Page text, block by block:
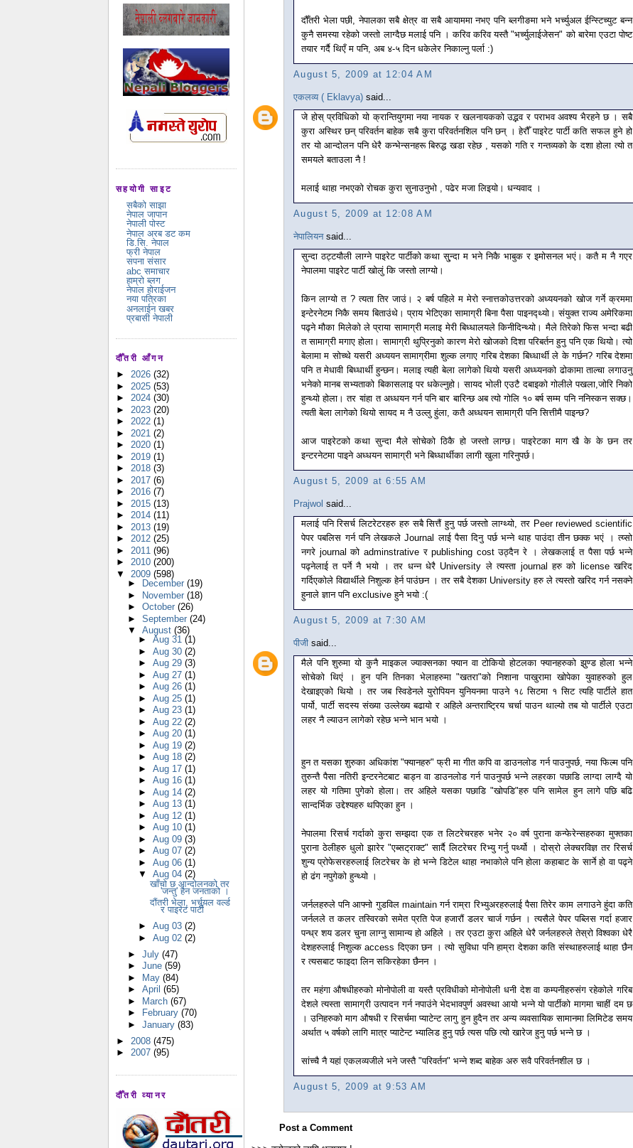
सहयोगी साइट
सबैको साझा
नेपाल जापान
नेपाली पोस्ट
नेपाल अरब डट कम
डि.सि. नेपाल
फ्री नेपाल
सपना संसार
abc समाचार
हाम्रो ब्लग
नेपाल होराईजन
नया पत्रिका
अनलाईन खबर
प्रबासी नेपाली
दौँतरी आँगन
► 2026 (32)
► 2025 (53)
► 2024 (30)
► 2023 (20)
► 2022 (1)
► 2021 (2)
► 2020 (1)
► 2019 (1)
► 2018 (3)
► 2017 (6)
► 2016 (7)
► 2015 (13)
► 2014 (11)
► 2013 (19)
► 2012 (25)
► 2011 (96)
► 2010 (200)
▼ 2009 (598)
►
December (19)
► November (18)
► October (26)
► September (24)
▼ August (36)
►Aug 31(1)
►Aug 30(2)
►Aug 29(3)
►Aug 27(1)
►Aug 26(1)
►Aug 25(1)
►Aug 23(1)
►Aug 22(2)
►Aug 20(1)
►Aug 19(2)
►Aug 18(2)
►Aug 17(1)
►Aug 16(1)
►Aug 14(2)
►Aug 13(1)
►Aug 12(1)
►Aug 10(1)
►Aug 09(3)
►Aug 07(2)
►Aug 06(1)
▼Aug 04(2)
खाँचो छ आन्दोलनको तर
'जन्तु' हैन जनताको ।
दौंतरी भेला, भर्चुयल वर्ल्ड
र पाइरेट पार्टी
►Aug 03(2)
►Aug 02(2)
► July (47)
► June (59)
► May (84)
► April (65)
► March (67)
►
February (70)
► January (83)
► 2008 (475)
► 2007 (95)
दौँतरी व्यानर
दौँतरी भेला पछी, नेपालका सबै क्षेत्र वा सबै आयाममा नभए पनि ब्लगीङमा भने भर्च्युअल ईन्स्टिच्युट बन्न
कुनै समस्या रहेको जस्तो लाग्दैछ मलाई पनि । करिव करिव यस्तै "भर्च्युलाईजेसन" को बारेमा एउटा पोष्ट
तयार गर्दै थिएँ म पनि, अब ४-५ दिन धकेलेर निकाल्नु पर्ला :)
August 5, 2009 at 12:04 AM
एकलव्य ( Eklavya) said...
जे होस् प्रविधिको यो क्रान्तियुगमा नया नायक र खलनायकको उद्भव र पराभव अवश्य भैरहने छ । सबै
कुरा अस्थिर छन् परिवर्तन बाहेक सबै कुरा परिवर्तनशिल पनि छन् । हेरौँ पाइरेट पार्टी कति सफल हुने हो
तर यो आन्दोलन पनि धेरै कन्भेन्सनहरू बिरुद्ध खडा रहेछ , यसको गति र गन्तव्यको के दशा होला त्यो त
समयले बताउला नै !
मलाई थाहा नभएको रोचक कुरा सुनाउनुभो , पढेर मजा लिइयो। धन्यवाद ।
August 5, 2009 at 12:08 AM
नेपालियनsaid...
सुन्दा ठट्टयौली लाग्ने पाइरेट पार्टीको कथा सु्न्दा म भने निकै भाबुक र इमोसनल भएं। कतै म नै गएर
नेपालमा पाइरेट पार्टी खोलुं कि जस्तो लाग्यो।
किन लाग्यो त ? त्यता तिर जाउं। २ बर्ष पहिले म मेरो स्नात्तकोउत्तरको अध्ययनको खोज गर्ने क्रममा
इन्टेरनेटम निकै समय बिताउंथे। प्राय भेटिएका सामाग्री बिना पैसा पाइनद्थ्यो। संयुक्त राज्य अमेरिकमा
पढ्ने मौका मिलेको ले प्राया सामाग्री मलाइ मेरी बिध्धालयले किनीदिन्थ्यो। मैले तिरेको फिस भन्दा बढी
त सामाग्री मगाए होला। सामाग्री थुप्रिनुको कारण मेरो खोजको दिशा परिबर्तन हुनु पनि एक थियो। त्यो
बेलामा म सोच्थे यसरी अध्ययन सामाग्रीमा शुल्क लगाए गरिब देशका बिध्धार्थी ले के गर्छन? गरिब देशमा
पनि त मेधावी बिध्धार्थी हुन्छन। मलाइ त्यही बेला लागेको थियो यसरी अध्ध्यनको ढोकामा ताल्चा लगाउनु
भनेको मानब सभ्यताको बिकासलाइ पर धकेल्नुहो। सायद भोली एउटै दबाइको गोलीले पखला,जोरि निको
हुन्थ्यो होला। तर यांहा त अध्धयन गर्न पनि बार बारिन्छ अब त्यो गोलि १० बर्ष सम्म पनि ननिस्कन सक्छ।
त्यती बेला लागेको थियो सायद म नै उल्लु हुंला, कतै अध्धयन सामाग्री पनि सित्तीमै पाइन्छ?
आज पाइरेटको कथा सुन्दा मैले सोचेको ठिकै हो जस्तो लाग्छ। पाइरेटका माग खै के के छन तर
इन्टरनेटमा पाइने अध्धयन सामाग्री भने बिध्धार्थीका लागी खुला गरिनुपर्छ।
August 5, 2009 at 6:55 AM
Prajwol said...
मलाई पनि रिसर्च लिटरेटरहरु हरु सबै सित्तैं हुनु पर्छ जस्तो लाग्थ्यो, तर Peer reviewed scientific
पेपर पबलिस गर्न पनि लेखकले Journal लाई पैसा दिनु पर्छ भन्ने थाह पाउंदा तीन छक्क भएं । त्य्सो
नगरे journal को adminstrative र publishing cost उठ्दैन रे । लेखकलाई त पैसा पर्छ भन्ने
पढ्नेलाई त पर्ने नै भयो । तर धन्न धेरै University ले त्यस्ता journal हरु को license खरिद
गर्दिएकोले विद्यार्थीले निशुल्क हेर्न पाउंछन । तर सबै देशका University हरु ले त्यस्तो खरिद गर्न नसक्ने
हुनाले ज्ञान पनि exclusive हुने भयो :(
August 5, 2009 at 7:30 AM
पीजी said...
मैले पनि शुरुमा यो कुनै माइकल ज्याक्सनका फ्यान वा टोकियो होटलका फ्यानहरुको झुण्ड होला भन्ने
सोचेको थिएं । हुन पनि तिनका भेलाहरुमा "खतरा"को निशाना पाखुरामा खोपेका युवाहरुको हुल
देखाइएको थियो । तर जब स्विडेनले युरोपियन युनियनमा पाउने १८ सिटमा १ सिट त्यहि पार्टीले हात
पार्यो, पार्टी सदस्य संख्या उल्लेख्य बढायो र अहिले अन्तराष्ट्रिय चर्चा पाउन थाल्यो तब यो पार्टीले एउटा
लहर नै ल्याउन लागेको रहेछ भन्ने भान भयो ।
हुन त यसका शुरुका अधिकांश "फ्यानहरु" फ्री मा गीत कपि वा डाउनलोड गर्न पाउनुपर्छ, नया फिल्म पनि
तुरुन्तै पैसा नतिरी इन्टरनेटबाट बाड्न वा डाउनलोड गर्न पाउनुपर्छ भन्ने लहरका पछाडि लाग्दा लाग्दै यो
लहर यो गतिमा पुगेको होला। तर अहिले यसका पछाडि "खोपडि"हरु पनि सामेल हुन लागे पछि बढि
सान्दर्भिक उद्देश्यहरु थपिएका हुन ।
नेपालमा रिसर्च गर्दाको कुरा सम्झदा एक त लिटरेचरहरु भनेर २० वर्ष पुराना कन्फेरेन्सहरुका मुफ्तका
पुराना ठेलीहरु धुलो झारेर "एब्सट्राक्ट" सार्दै लिटरेचर रिभ्यु गर्नु पर्थ्यो । दोस्रो लेक्चरविज्ञ तर रिसर्च
शुन्य प्रोफेसरहरुलाई लिटरेचर के हो भन्ने डिटेल थाहा नभाकोले पनि होला कहाबाट के सार्ने हो वा पढ्ने
हो ढंग नपुगेको हुन्थ्यो ।
जर्नलहरुले पनि आफ्नो गुडविल maintain गर्न राम्रा रिभ्युअरहरुलाई पैसा तिरेर काम लगाउने हुंदा कति
जर्नलले त कलर तस्विरको समेत प्रति पेज हजारौं डलर चार्ज गर्छन । त्यसैले पेपर पब्लिस गर्दा हजार
पन्ध्र शय डलर चुना लाग्नु सामान्य हो अहिले । तर एउटा कुरा अहिले धेरै जर्नलहरुले तेस्रो विश्वका धेरै
देशहरुलाई निशुल्क access दिएका छन । त्यो सुविधा पनि हाम्रा देशका कति संस्थाहरुलाई थाहा छैन
र त्यसबाट फाइदा लिन सकिरहेका छैनन ।
तर महंगा औषधीहरुको मोनोपोली वा यस्तै प्रविधीको मोनोपोली धनी देश वा कम्पनीहरुसंग रहेकोले गरिब
देशले त्यस्ता सामाग्री उत्पादन गर्न नपाउंने भेदभावपुर्ण अवस्था आयो भन्ने यो पार्टीको मागमा चाहीं दम छ
। उनिहरुको माग औषधी र रिसर्चमा प्याटेन्ट लागु हुन हुदैन तर अन्य व्यवसायिक सामानमा लिमिटेड समय
अर्थात ५ वर्षको लागि मात्र प्याटेन्ट भ्यालिड हुनु पर्छ त्यस पछि त्यो खारेज हुनु पर्छ भन्ने छ ।
सांच्चै नै यहां एकलव्यजीले भने जस्तै "परिवर्तन" भन्ने शब्द बाहेक अरु सवै परिवर्तनशील छ ।
August 5, 2009 at 9:53 AM
Post a Comment